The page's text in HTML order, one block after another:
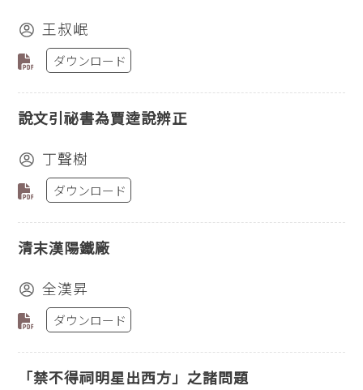
王叔岷
ダウンロード
說文引祕書為賈逵說辨正
丁聲樹
ダウンロード
清末漢陽鐵廠
全漢昇
ダウンロード
「禁不得祠明星出西方」之諸問題